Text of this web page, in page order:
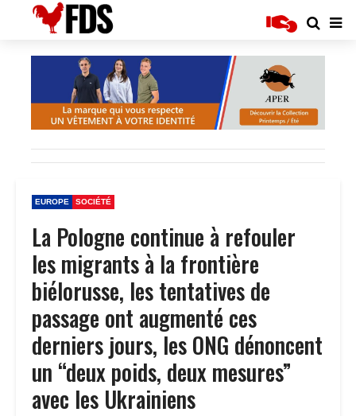
EUROPE SOCIÉTÉ
La Pologne continue à refouler
les migrants à la frontière
biélorusse, les tentatives de
passage ont augmenté ces
derniers jours, les ONG dénoncent
un “deux poids, deux mesures”
avec les Ukrainiens